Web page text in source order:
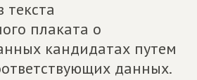
текста
плаката о
кандидатах путем
данных.